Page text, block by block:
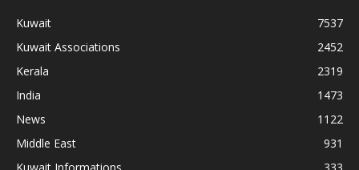
Kuwait
7537
Kuwait Associations
2452
Kerala
2319
India
1473
News
1122
Middle East
931